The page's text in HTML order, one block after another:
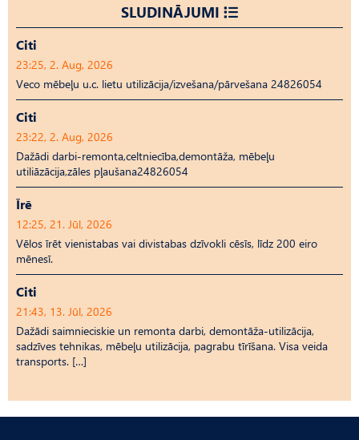
SLUDINĀJUMI
Citi
23:25, 2. Aug, 2026
Veco mēbeļu u.c. lietu utilizācija/izvešana/pārvešana 24826054
Citi
23:22, 2. Aug, 2026
Dažādi darbi-remonta,celtniecība,demontāža, mēbeļu
utiliāzācija,zāles pļaušana24826054
Īrē
12:25, 21. Jūl, 2026
Vēlos īrēt vienistabas vai divistabas dzīvokli cēsīs, līdz 200 eiro
mēnesī.
Citi
21:43, 13. Jūl, 2026
Dažādi saimnieciskie un remonta darbi, demontāža-utilizācija,
sadzīves tehnikas, mēbeļu utilizācija, pagrabu tīrīšana. Visa veida
transports. […]